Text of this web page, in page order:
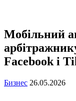
Мобільний
Facebook і
Бизнес 26.05.2026